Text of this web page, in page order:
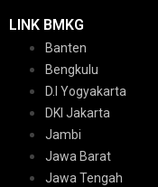
LINK BMKG
Banten
Bengkulu
D.I Yogyakarta
DKI Jakarta
Jambi
Jawa Barat
Jawa Tengah